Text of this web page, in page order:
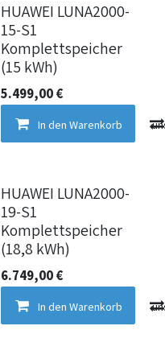
Vergleichen Auf die
HUAWEI LUNA2000-
15-S1
Komplettspeicher
(15 kWh)
5.499,00€
In den Warenkorb
Vergleichen Auf die
HUAWEI LUNA2000-
19-S1
Komplettspeicher
(18,8 kWh)
6.749,00€
In den Warenkorb